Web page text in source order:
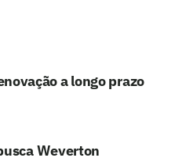
a longo prazo
Weverton